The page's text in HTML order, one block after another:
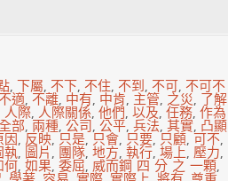
, 下屬, 不下, 不住, 不到, 不可, 不可不
適,不離, 中有, 中肯, 主管, 之災, 了解
人際, 人際關係, 他們, 以及, 任務, 作為
部,兩種, 公司, 公平, 兵法, 其實, 凸顯
因,反映,只是,只會, 只要,只顧,可不,
執, 圖片, 團隊, 地方, 執行, 場上, 壓力,
何, 如果, 委屈, 威而鋼 四 分 之 一顆,